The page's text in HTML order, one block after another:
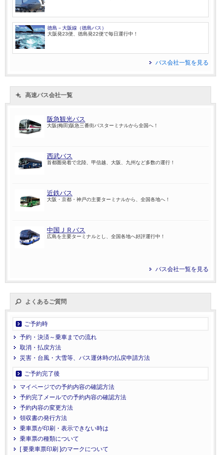
徳島－大阪線（徳島バス）
大阪発23便、徳島発22便で毎日運行中！
バス会社一覧を見る
高速バス会社一覧
阪急観光バス
大阪(梅田)阪急三番街バスターミナルから全国へ！
西武バス
首都圏発着で北陸、甲信越、大阪、九州など多数の運行！
近鉄バス
大阪・京都・神戸の主要ターミナルから、全国各地へ！
中国ＪＲバス
広島を主要ターミナルとし、全国各地へ好評運行中！
バス会社一覧を見る
よくあるご質問
ご予約時
予約・決済～乗車までの流れ
取消・払戻方法
災害・台風・大雪等、バス運休時の払戻申請方法
ご予約完了後
マイページでの予約内容の確認方法
予約完了メールでの予約内容の確認方法
予約内容の変更方法
領収書の発行方法
乗車票が印刷・表示できない時は
乗車票の種類について
[ 要乗車票印刷 ]のマークについて